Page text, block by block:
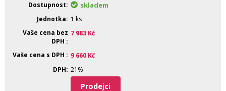
Dostupnost
skladem
Jednotka
1 ks
Vaše cena bez
DPH
7 983 Kč
Vaše cena s DPH 9 660 Kč
DPH 21%
Prodejci